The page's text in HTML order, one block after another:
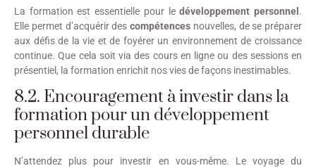
La formation est essentielle pour ledéveloppement personnel .
Elle permet d’acquérir des compétences nouvelles, de se préparer
aux défis de la vie et de foyérer un environnement de croissance
continue. Que cela soit via des cours en ligne ou des sessions en
présentiel, la formation enrichit nos vies de façons inestimables.
8.2. Encouragement à investir dans la
formation pour un développement
personnel durable
N’attendez plus pour investir en vous-même. Le voyage du